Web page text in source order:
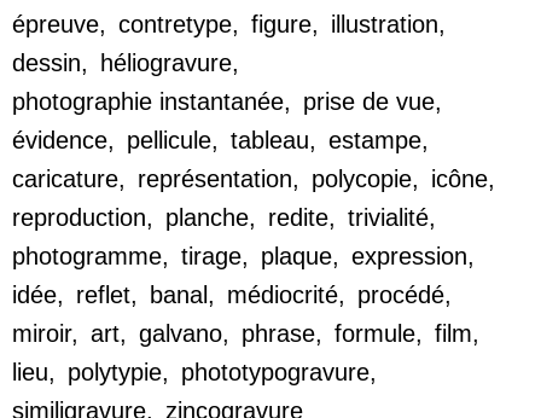
épreuve, contretype, figure, illustration,
dessin, héliogravure,
photographie instantanée, prise de vue,
évidence, pellicule, tableau, estampe,
caricature, représentation, polycopie, icône,
reproduction, planche, redite, trivialité,
photogramme, tirage, plaque, expression,
idée, reflet, banal, médiocrité, procédé,
miroir, art, galvano, phrase, formule, film,
lieu, polytypie, phototypogravure,
similigravure, zincogravure